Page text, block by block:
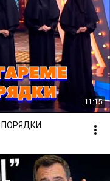
11:15